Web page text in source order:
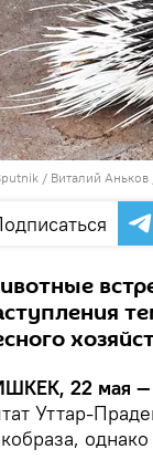
/ Виталий Аньков
22 мая —
Уттар-